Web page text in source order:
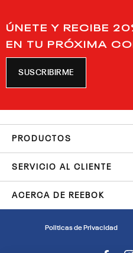
ÚNETE Y RECIBE
EN TU PRÓXIMA
SUSCRIBIRME
PRODUCTOS
SERVICIO AL CLIENTE
ACERCA DE REEBOK
Politicas de Privacidad